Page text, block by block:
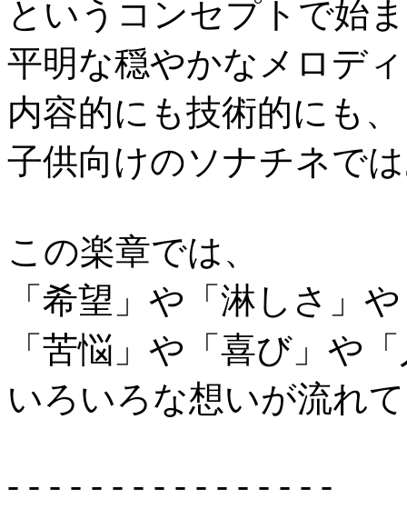
というコンセプトで始
平明な穏やかなメロデ
内容的にも技術的にも、
子供向けのソナチネで
この楽章では、
「希望」や「淋しさ」
「苦悩」や「喜び」や
いろいろな想いが流れ
- - - - - - - - - - - - - - - -